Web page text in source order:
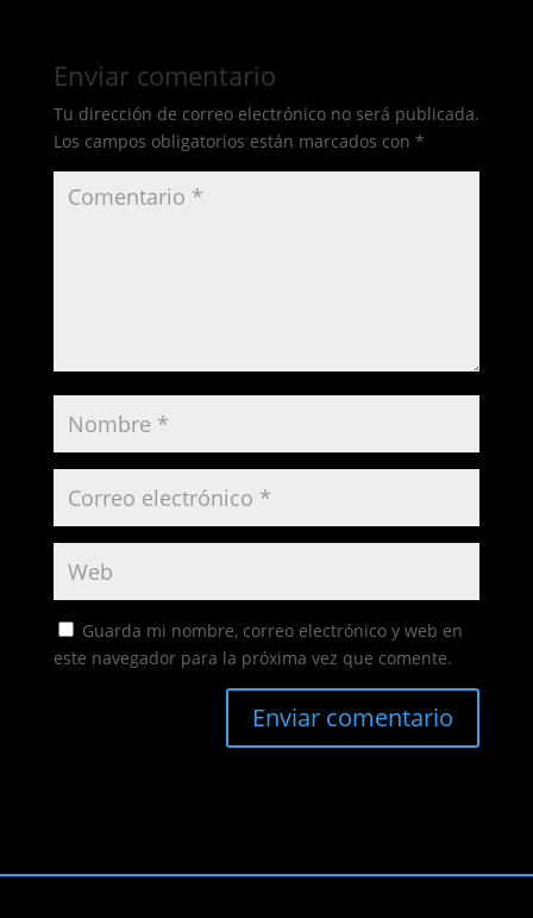
Enviar comentario
Tu dirección de correo electrónico no será publicada.
Los campos obligatorios están marcados con *
Guarda mi nombre, correo electrónico y web en
este navegador para la próxima vez que comente.